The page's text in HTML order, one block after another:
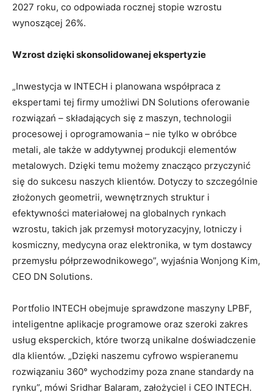
2027 roku, co odpowiada rocznej stopie wzrostu
wynoszącej 26%.
Wzrost dzięki skonsolidowanej ekspertyzie
„Inwestycja w INTECH i planowana współpraca z
ekspertami tej firmy umożliwi DN Solutions oferowanie
rozwiązań – składających się z maszyn, technologii
procesowej i oprogramowania – nie tylko w obróbce
metali, ale także w addytywnej produkcji elementów
metalowych. Dzięki temu możemy znacząco przyczynić
się do sukcesu naszych klientów. Dotyczy to szczególnie
złożonych geometrii, wewnętrznych struktur i
efektywności materiałowej na globalnych rynkach
wzrostu, takich jak przemysł motoryzacyjny, lotniczy i
kosmiczny, medycyna oraz elektronika, w tym dostawcy
przemysłu półprzewodnikowego”, wyjaśnia Wonjong Kim,
CEO DN Solutions.
Portfolio INTECH obejmuje sprawdzone maszyny LPBF,
inteligentne aplikacje programowe oraz szeroki zakres
usług eksperckich, które tworzą unikalne doświadczenie
dla klientów. „Dzięki naszemu cyfrowo wspieranemu
rozwiązaniu 360° wychodzimy poza znane standardy na
rynku”, mówi Sridhar Balaram, założyciel i CEO INTECH.